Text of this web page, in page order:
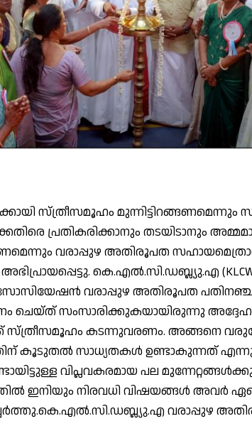
സ്ത്രീസമൂഹം
പ്രതികരിക്കാനും തടയിടാനും
വരാപ്പുഴ അതിരൂപത
കെ.എൽ.സി.ഡബ്ല്യു.എ
വരാപ്പുഴ അതിരൂപത
സംസാരിക്കുകയായിരുന്നു
സ്ത്രീസമൂഹം കടന്നുവരണം. അങ്ങനെ
കൂടുതൽ സാധ്യതകൾ ഉണ്ടാകുന്നത്
വിപ്ലവകരമായ പല
ഇനിയും നിരവധി വിഷയങ്ങൾ അവർ
വരാപ്പുഴ